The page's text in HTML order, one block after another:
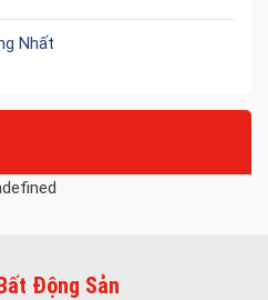
Nhất
Động Sản